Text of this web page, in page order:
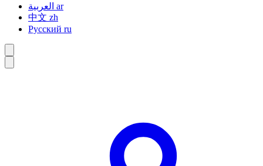
ar
中文 zh
Русский ru